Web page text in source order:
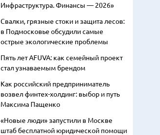
Инфраструктура. Финансы — 2026»
Свалки, грязные стоки и защита лесов:
в Подмосковье обсудили самые
острые экологические проблемы
Пять лет AFUVA: как семейный проект
стал узнаваемым брендом
Как российский предприниматель
возвел финтех-холдинг: выбор и путь
Максима Пащенко
«Новые люди» запустили в Москве
штаб бесплатной юридической помощи